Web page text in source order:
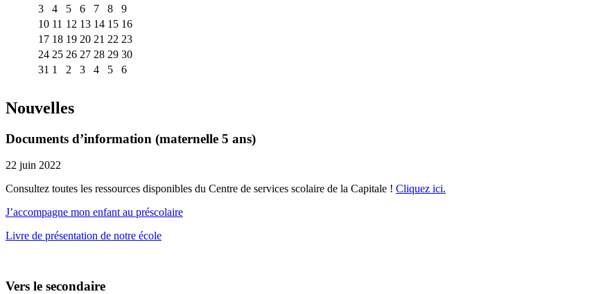
3
4 5 6 7 8
9
10 11 12 13 14 15 16
17 18 19 20 21 22 23
24 25 26 27 28 29 30
31 1 2 3 4 5 6
Nouvelles
Documents d’information (maternelle 5 ans)
22 juin 2022
Consultez toutes les ressources disponibles du Centre de services scolaire de la Capitale ! Cliquez ici.
J’accompagne mon enfant au préscolaire
Livre de présentation de notre école
Vers le secondaire